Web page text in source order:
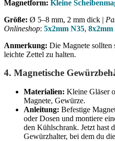
Magnetform: Kleine
Größe: Ø 5–8 mm, 2 mm dick |
Onlineshop: 5x2mm N35, 8x2mm
Anmerkung: Die Magnete sollten
leichte Zettel zu halten.
4. Magnetische
Materialien: Kleine Gläser
Magnete, Gewürze.
Anleitung: Befestige
oder Dosen und montiere
den Kühlschrank. Jetzt hast
Gewürzhalter, bei dem du